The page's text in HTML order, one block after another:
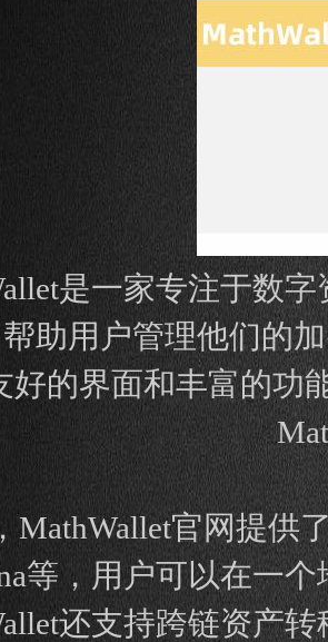
是一家专注于数
助用户管理他们的
好的界面和丰富的功
MathWallet官网提供
等，用户可以在一
还支持跨链资产